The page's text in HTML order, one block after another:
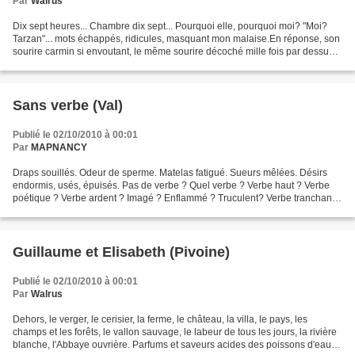
Dix sept heures... Chambre dix sept... Pourquoi elle, pourquoi moi? "Moi?
Tarzan"... mots échappés, ridicules, masquant mon malaise.En réponse, son
sourire carmin si envoutant, le même sourire décoché mille fois par dessus
Sans verbe (Val)
Publié le 02/10/2010 à 00:01
Par MAPNANCY
Draps souillés. Odeur de sperme. Matelas fatigué. Sueurs mêlées. Désirs
endormis, usés, épuisés. Pas de verbe ? Quel verbe ? Verbe haut ? Verbe
poétique ? Verbe ardent ? Imagé ? Enflammé ? Truculent? Verbe tranchant ?
Guillaume et Elisabeth (Pivoine)
Publié le 02/10/2010 à 00:01
Par Walrus
Dehors, le verger, le cerisier, la ferme, le château, la villa, le pays, les
champs et les forêts, le vallon sauvage, le labeur de tous les jours, la rivière
blanche, l'Abbaye ouvrière. Parfums et saveurs acides des poissons d'eau